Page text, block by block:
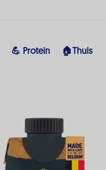
💪 Protein 🏠Thuis